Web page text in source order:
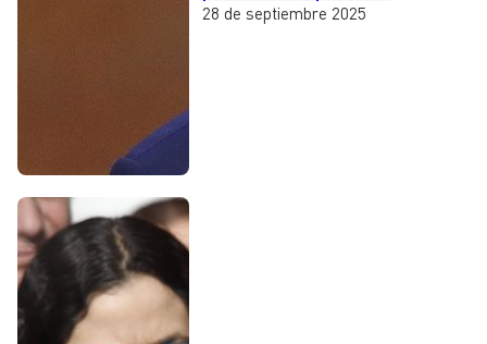
28 de septiembre 2025